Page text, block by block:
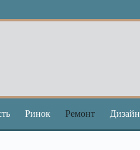
Ринок Ремонт Дизайн